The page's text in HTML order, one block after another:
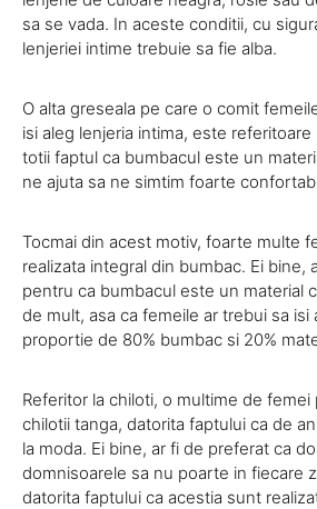
sa se vada. In aceste conditii, cu
lenjeriei intime trebuie sa fie alba.
O alta greseala pe care o comit
isi aleg lenjeria intima, este referitoare
totii faptul ca bumbacul este un
ne ajuta sa ne simtim foarte
Tocmai din acest motiv, foarte multe
realizata integral din bumbac. Ei bine,
pentru ca bumbacul este un material
de mult, asa ca femeile ar trebui sa isi
proportie de 80% bumbac si 20%
Referitor la chiloti, o multime de
chilotii tanga, datorita faptului ca de
la moda. Ei bine, ar fi de preferat ca
domnisoarele sa nu poarte in fiecare
datorita faptului ca acestia sunt